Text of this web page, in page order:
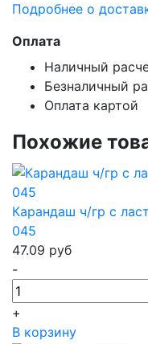
Подробнее о
Оплата
Наличный
Безналичный
Оплата картой
Похожие
Карандаш ч/гр с
045
47.09 руб
-
+
В корзину